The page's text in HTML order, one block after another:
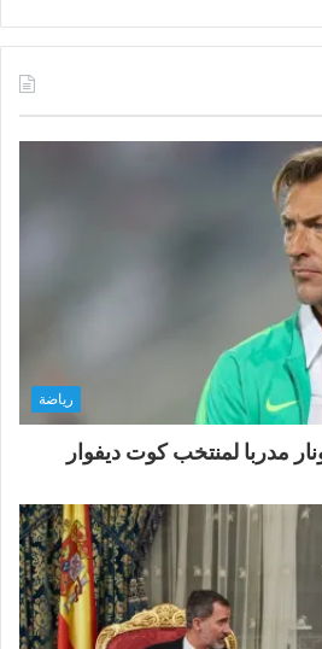
رياضة
مدربا لمنتخب كوت ديفوار